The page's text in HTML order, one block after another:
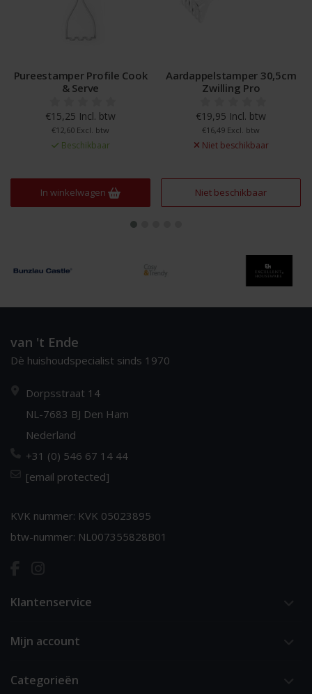
Pureestamper Profile Cook
& Serve
€15,25 Incl. btw
€12,60 Excl. btw
Beschikbaar
In winkelwagen
Aardappelstamper 30,5cm
Zwilling Pro
€19,95 Incl. btw
€16,49 Excl. btw
Niet beschikbaar
Niet beschikbaar
van 't Ende
Dè huishoudspecialist sinds 1970
Dorpsstraat 14
NL-7683 BJ Den Ham
Nederland
+31 (0) 546 67 14 44
[email protected]
KVK nummer: KVK 05023895
btw-nummer: NL007355828B01
Klantenservice
Mijn account
Categorieën